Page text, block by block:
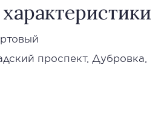
проспект, Дубровка